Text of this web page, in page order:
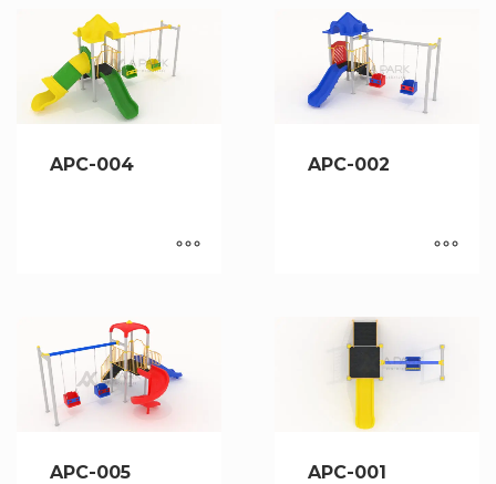
APC-004 APC-002
APC-005 APC-001